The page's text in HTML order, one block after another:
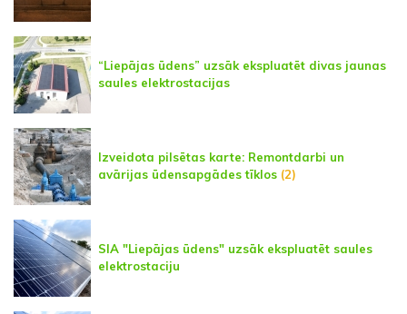
“Liepājas ūdens” uzsāk ekspluatēt divas jaunas
saules elektrostacijas
Izveidota pilsētas karte: Remontdarbi un
avārijas ūdensapgādes tīklos (2)
SIA "Liepājas ūdens" uzsāk ekspluatēt saules
elektrostaciju